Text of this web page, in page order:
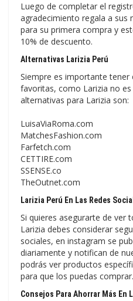
Luego de completar el
agradecimiento regala a sus
para su primera compra y
10% de descuento.
Alternativas Larizia Perú
Siempre es importante tener
favoritas, como Larizia no
alternativas para Larizia son:
LuisaViaRoma.com
MatchesFashion.com
Farfetch.com
CETTIRE.com
SSENSE.co
TheOutnet.com
Larizia Perú En Las Redes
Si quieres asegurarte de ver
Larizia debes considerar
sociales, en instagram se
diariamente y notifican de
podrás ver productos
para que los puedas comprar.
Consejos Para Ahorrar Más En